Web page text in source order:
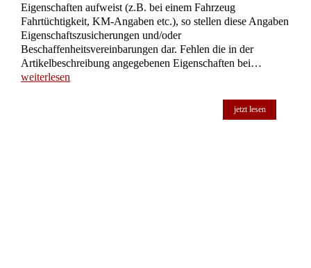
Eigenschaften aufweist (z.B. bei einem Fahrzeug
Fahrtüchtigkeit, KM-Angaben etc.), so stellen diese Angaben
Eigenschaftszusicherungen und/oder
Beschaffenheitsvereinbarungen dar. Fehlen die in der
Artikelbeschreibung angegebenen Eigenschaften bei…
weiterlesen
jetzt lesen